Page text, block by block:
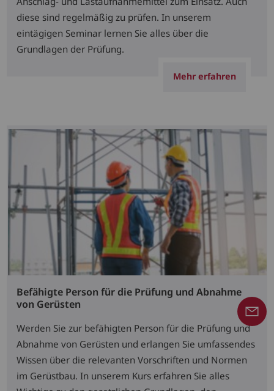
diese sind regelmäßig zu prüfen. In unserem
eintägigen Seminar lernen Sie alles über die
Grundlagen der Prüfung.
Mehr erfahren
Befähigte Person für die Prüfung und Abnahme
von Gerüsten
Werden Sie zur befähigten Person für die Prüfung und
Abnahme von Gerüsten und erlangen Sie umfassendes
Wissen über die relevanten Vorschriften und Normen
im Gerüstbau. In unserem Kurs erfahren Sie alles